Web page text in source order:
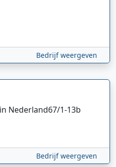
Bedrijf weergeven
Nederland67/1-13b
Bedrijf weergeven